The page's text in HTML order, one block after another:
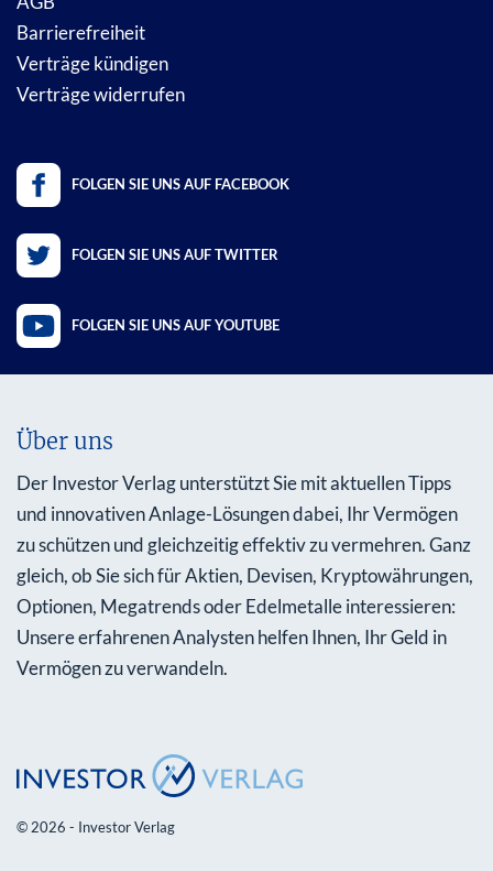
Barrierefreiheit
Verträge kündigen
Verträge widerrufen
FOLGEN SIE UNS AUF FACEBOOK
FOLGEN SIE UNS AUF TWITTER
FOLGEN SIE UNS AUF YOUTUBE
Über uns
Der Investor Verlag unterstützt Sie mit aktuellen Tipps
und innovativen Anlage-Lösungen dabei, Ihr Vermögen
zu schützen und gleichzeitig effektiv zu vermehren. Ganz
gleich, ob Sie sich für Aktien, Devisen, Kryptowährungen,
Optionen, Megatrends oder Edelmetalle interessieren:
Unsere erfahrenen Analysten helfen Ihnen, Ihr Geld in
Vermögen zu verwandeln.
© 2026 - Investor Verlag